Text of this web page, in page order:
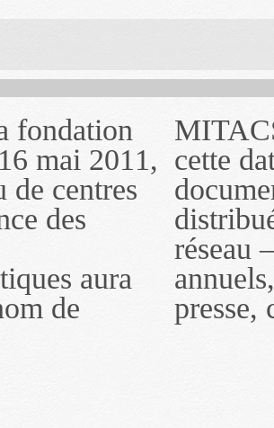
fondation
mai 2011,
de centres
des
aura
de
Jusqu'à
les
publiés ou
par ce
de
désigné
nom de
inc. À
16 mai
le nom